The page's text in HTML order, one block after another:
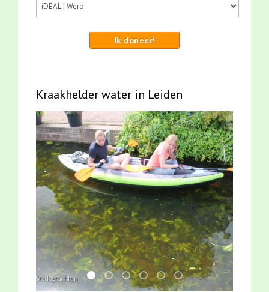
Ik doneer!
Kraakhelder water in Leiden
mei2021 1 snoekje elly
smoelenboek fifi en karper nieuwsbrief-
karper met kattenklimtouw
jun2021 28 brasem en
mei2021jun2021 zaklv 5